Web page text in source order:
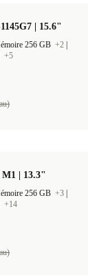
| 15.6"
256 GB +2
+5
M1 | 13.3"
256 GB +3
+14